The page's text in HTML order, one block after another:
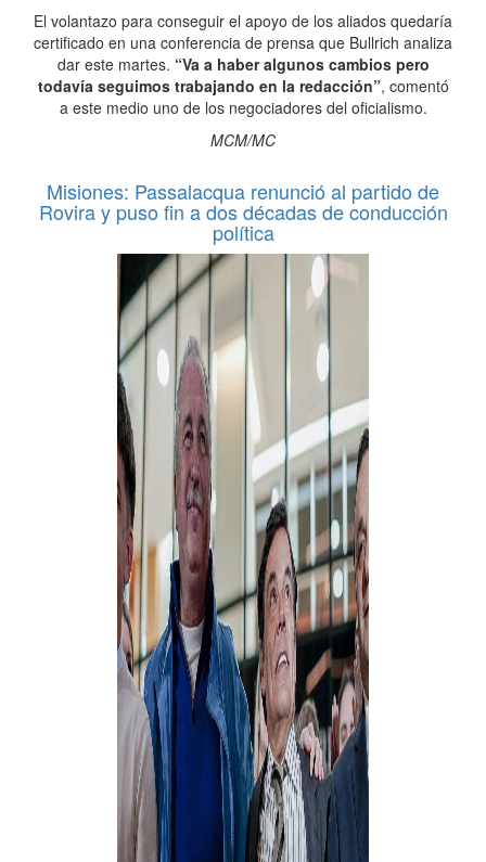
El volantazo para conseguir el apoyo de los aliados quedaría
certificado en una conferencia de prensa que Bullrich analiza
dar este martes. “Va a haber algunos cambios pero
todavía seguimos trabajando en la redacción”, comentó
a este medio uno de los negociadores del oficialismo.
MCM/MC
Misiones: Passalacqua renunció al partido de
Rovira y puso fin a dos décadas de conducción
política